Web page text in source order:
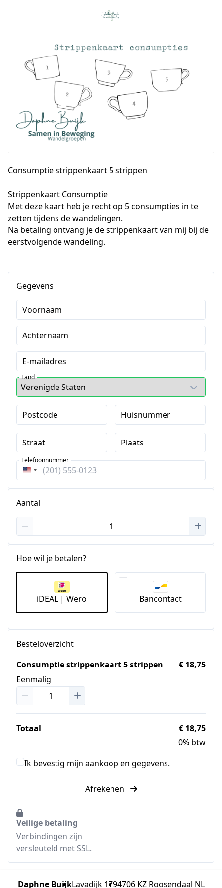
Consumptie strippenkaart 5 strippen
Strippenkaart Consumptie
Met deze kaart heb je recht op 5 consumpties in te
zetten tijdens de wandelingen.
Na betaling ontvang je de strippenkaart van mij bij de
eerstvolgende wandeling.
Gegevens
Voornaam
Achternaam
E-mailadres
Land
Postcode Huisnummer
Straat Plaats
Verenigde
Telefoonnummer
Aantal
Hoe wil je betalen?
iDEAL | Wero Bancontact
Besteloverzicht
Consumptie strippenkaart 5 strippen
Eenmalig
€ 18,75
Totaal
€ 18,75
0% btw
Ik bevestig mijn aankoop en gegevens.
Afrekenen
Veilige betaling
Verbindingen zijn
versleuteld met SSL.
Daphne BuijkLavadijk 1794706 KZ Roosendaal NL